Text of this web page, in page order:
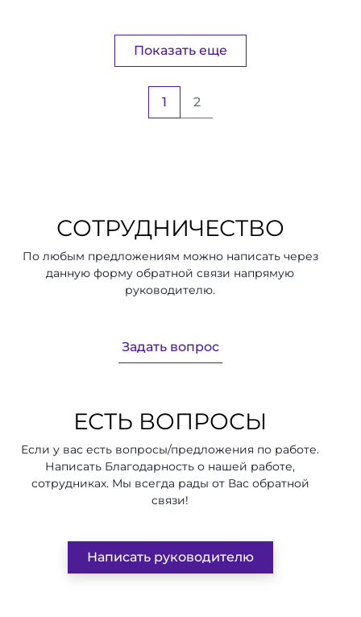
Показать еще
1 2
СОТРУДНИЧЕСТВО
По любым предложениям можно написать через
данную форму обратной связи напрямую
руководителю.
Задать вопрос
ЕСТЬ ВОПРОСЫ
Если у вас есть вопросы/предложения по работе.
Написать Благодарность о нашей работе,
сотрудниках. Мы всегда рады от Вас обратной
связи!
Написать руководителю